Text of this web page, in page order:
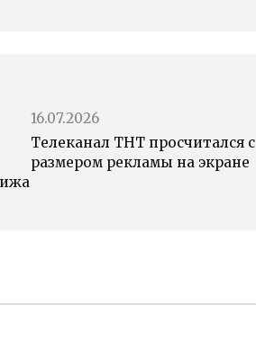
16.07.2026
Телеканал ТНТ просчитался с
размером рекламы на экране